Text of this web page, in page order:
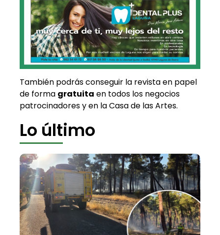
También podrás conseguir la revista en papel
de forma gratuita en todos los negocios
patrocinadores y en la Casa de las Artes.
Lo último